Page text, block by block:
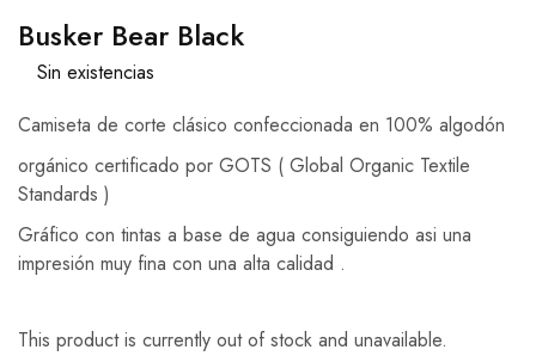
Busker Bear Black
Sin existencias
Camiseta de corte clásico confeccionada en 100% algodón
orgánico certificado por GOTS ( Global Organic Textile
Standards )
Gráfico con tintas a base de agua consiguiendo asi una
impresión muy fina con una alta calidad .
This product is currently out of stock and unavailable.